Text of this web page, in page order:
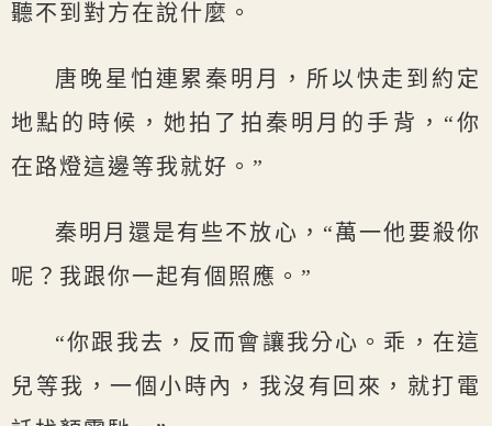
聽不到對方在說什麼。
唐晚星怕連累秦明月，所以快走到約定
地點的時候，她拍了拍秦明月的手背，“你
在路燈這邊等我就好。”
秦明月還是有些不放心，“萬一他要殺你
呢？我跟你一起有個照應。”
“你跟我去，反而會讓我分心。乖，在這
兒等我，一個小時內，我沒有回來，就打電